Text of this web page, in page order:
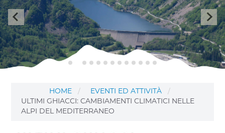
HOME
EVENTI ED ATTIVITÀ
ULTIMI GHIACCI: CAMBIAMENTI CLIMATICI NELLE
ALPI DEL MEDITERRANEO